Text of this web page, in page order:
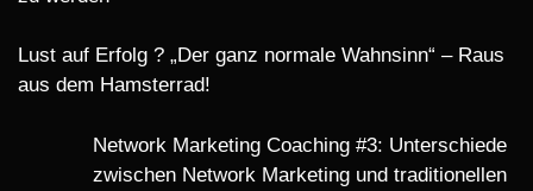
Lust auf Erfolg ? „Der ganz normale Wahnsinn“ – Raus
aus dem Hamsterrad!
Network Marketing Coaching #3: Unterschiede
zwischen Network Marketing und traditionellen